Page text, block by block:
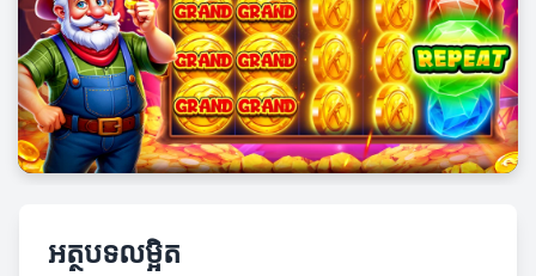
អត្ថបទលម្អិត